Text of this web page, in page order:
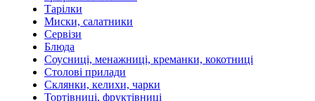
Тарілки
Миски, салатники
Сервізи
Блюда
Соусниці, менажниці, креманки, кокотниці
Столові прилади
Склянки, келихи, чарки
Тортівниці, фруктівниці